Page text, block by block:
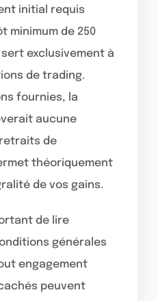
initial requis
minimum de 250
exclusivement à
de trading.
fournies, la
aucune
de
théoriquement
de vos gains.
de lire
générales
engagement
peuvent